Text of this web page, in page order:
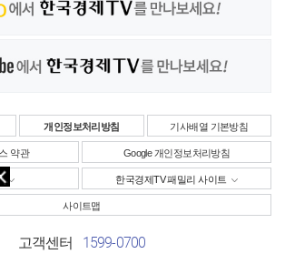
개인정보처리방침 기사배열 기본방침
약관 Google 개인정보처리방침
한국경제TV 패밀리 사이트
사이트맵
고객센터 1599-0700